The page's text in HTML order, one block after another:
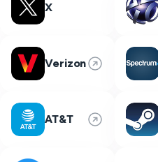
X
Verizon
AT&T